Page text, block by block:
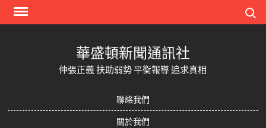
Skip
華盛頓新聞通訊社
伸張正義 扶助弱勢 平衡報導 追求真相
聯絡我們
關於我們